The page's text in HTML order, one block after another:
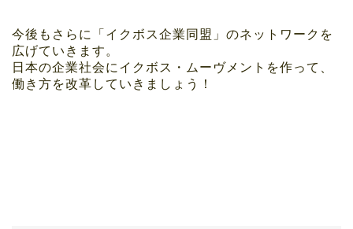
今後もさらに「イクボス企業同盟」のネットワークを
広げていきます。
日本の企業社会にイクボス・ムーヴメントを作って、
働き方を改革していきましょう！